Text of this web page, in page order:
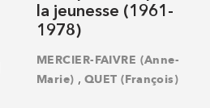
la jeunesse (1961-
1978)
MERCIER-FAIVRE (Anne-
Marie) , QUET (François)